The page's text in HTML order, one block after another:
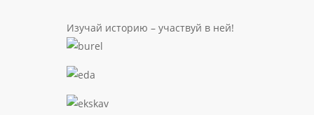
Изучай историю – участвуй в ней!